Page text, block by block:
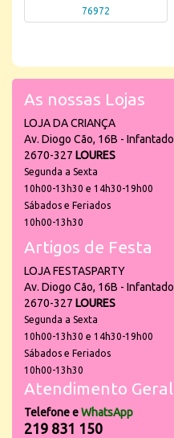
76972
As nossas Lojas
LOJA DA CRIANÇA
Av. Diogo Cão, 16B - Infantado
2670-327 LOURES
Segunda a Sexta
10h00-13h30 e 14h30-19h00
Sábados e Feriados
10h00-13h30
Artigos de Festa
LOJA FESTASPARTY
Av. Diogo Cão, 16B - Infantado
2670-327 LOURES
Segunda a Sexta
10h00-13h30 e 14h30-19h00
Sábados e Feriados
10h00-13h30
Atendimento Geral
Telefone eWhatsApp
219 831 150